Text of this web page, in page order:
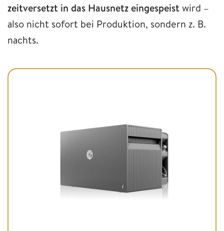
zeitversetzt in das Hausnetz eingespeist wird –
also nicht sofort bei Produktion, sondern z. B.
nachts.